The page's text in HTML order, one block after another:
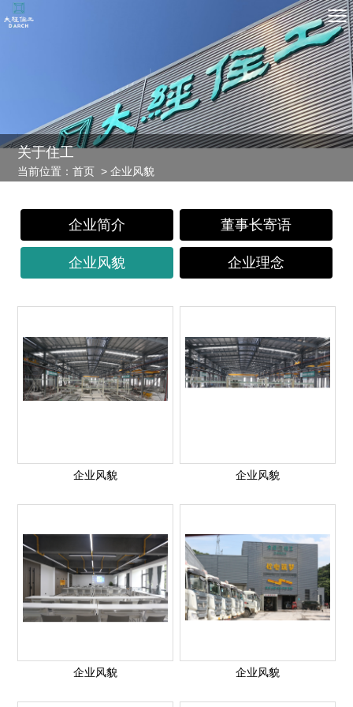
关于住工
当前位置 ：首页 > 企业风貌
企业简介 董事长寄语
企业风貌 企业理念
企业风貌 企业风貌
企业风貌 企业风貌